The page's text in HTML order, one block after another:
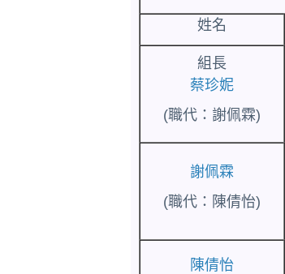
姓名
組長
蔡珍妮
(職代：謝佩霖)
謝佩霖
(職代： 陳倩怡)
陳倩怡